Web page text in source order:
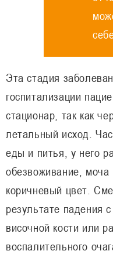
Эта стадия
госпитализации
стационар, так как
летальный исход.
еды и питья, у него
обезвоживание, моча
коричневый цвет.
результате падения
височной кости или
воспалительного